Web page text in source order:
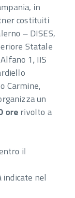
in
costituiti
– DISES,
Statale
1, IIS
Carmine,
un
ore rivolto a
il
indicate nel